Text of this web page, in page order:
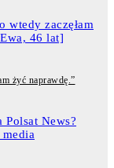
żyć naprawdę.”